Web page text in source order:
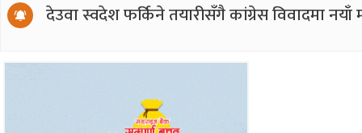
देउवा स्वदेश फर्किने तयारीसँगै कांग्रेस विवादमा